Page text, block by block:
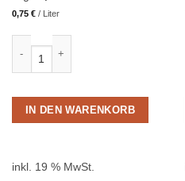
0,75 €/ Liter
IN DEN WARENKORB
inkl. 19 % MwSt.